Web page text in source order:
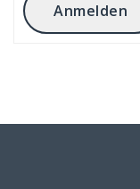
Anmelden